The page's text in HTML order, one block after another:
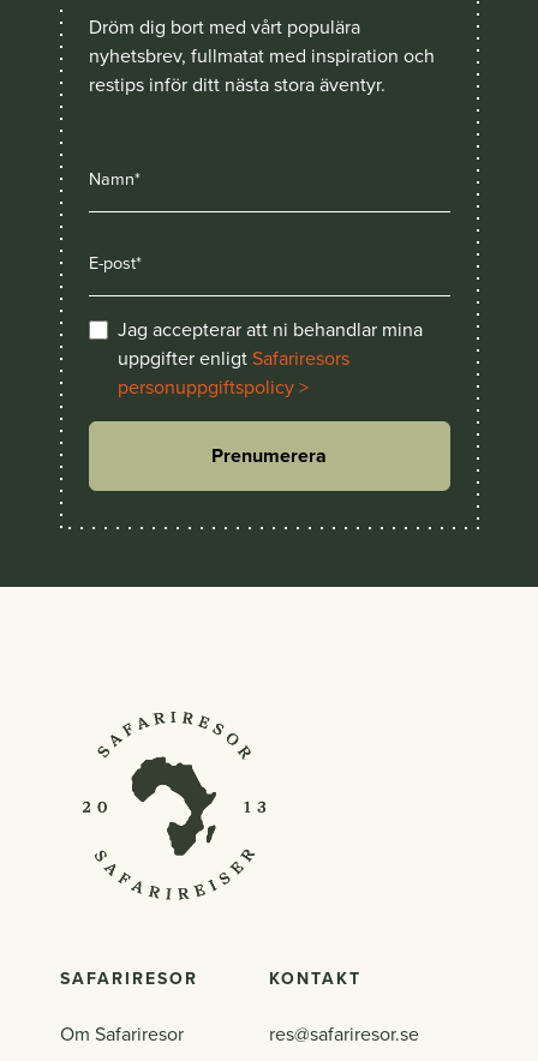
Dröm dig bort med vårt populära
nyhetsbrev, fullmatat med inspiration och
restips inför ditt nästa stora äventyr.
Jag accepterar att ni behandlar mina
uppgifter enligtSafariresors
personuppgiftspolicy >
Prenumerera
SAFARIRESOR
Om Safariresor
KONTAKT
res@safariresor.se